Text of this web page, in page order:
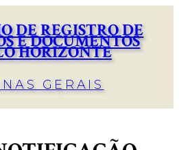
DE REGISTRO DE
E DOCUMENTOS
HORIZONTE
GERAIS